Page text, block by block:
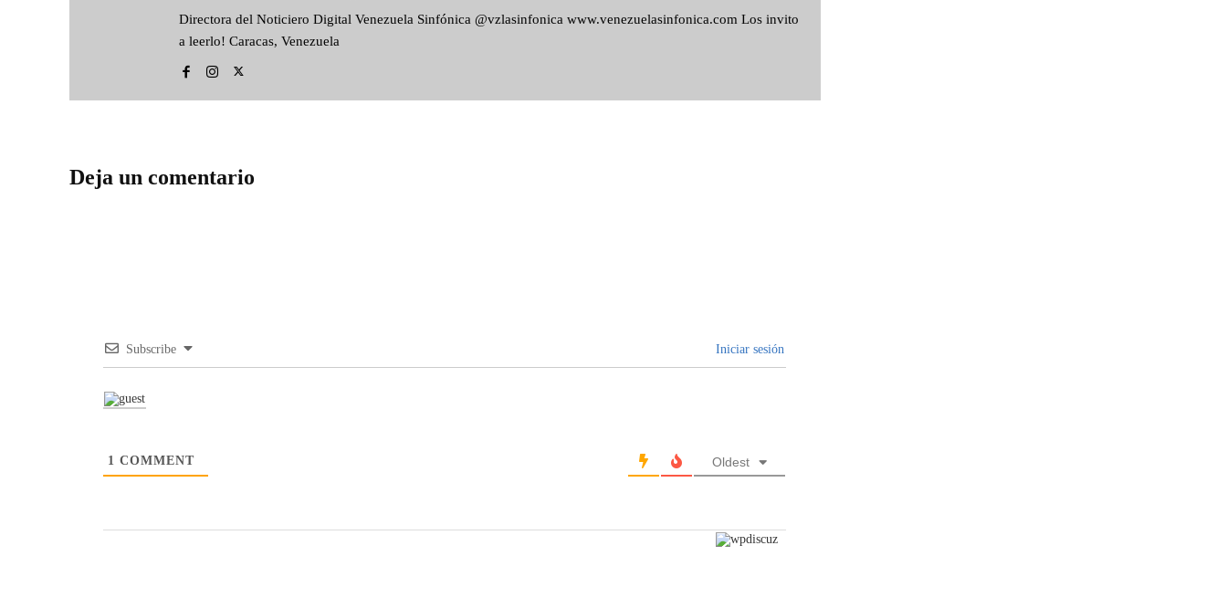
Directora del Noticiero Digital Venezuela Sinfónica @vzlasinfonica www.venezuelasinfonica.com Los invito
a leerlo! Caracas, Venezuela
Deja un comentario
Subscribe Iniciar sesión
1 COMMENT Oldest